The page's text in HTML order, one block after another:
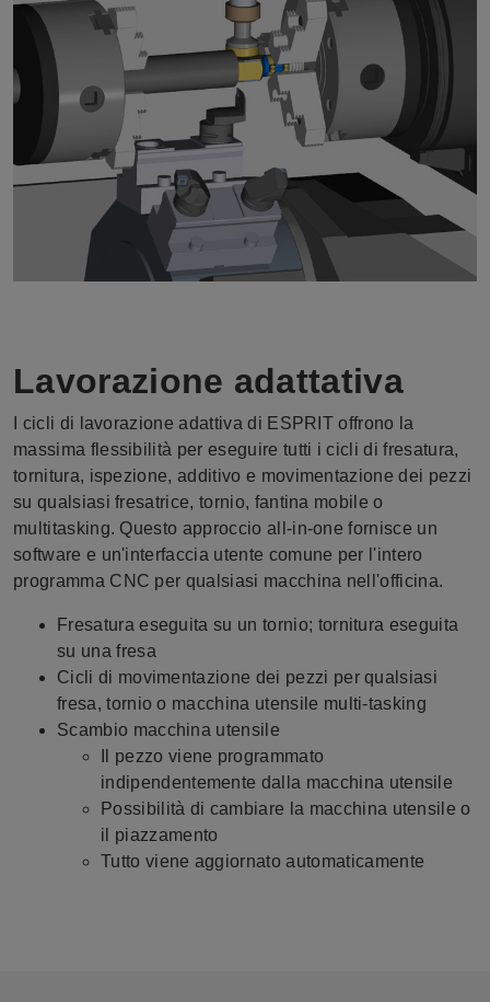
Lavorazione adattativa
I cicli di lavorazione adattiva di ESPRIT offrono la
massima flessibilità per eseguire tutti i cicli di fresatura,
tornitura, ispezione, additivo e movimentazione dei pezzi
su qualsiasi fresatrice, tornio, fantina mobile o
multitasking. Questo approccio all-in-one fornisce un
software e un'interfaccia utente comune per l'intero
programma CNC per qualsiasi macchina nell'officina.
Fresatura eseguita su un tornio; tornitura eseguita
su una fresa
Cicli di movimentazione dei pezzi per qualsiasi
fresa, tornio o macchina utensile multi-tasking
Scambio macchina utensile
Il pezzo viene programmato
indipendentemente dalla macchina utensile
Possibilità di cambiare la macchina utensile o
il piazzamento
Tutto viene aggiornato automaticamente